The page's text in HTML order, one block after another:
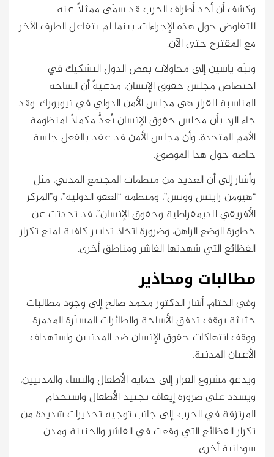
وكشف أن أحد أطراف الحرب قد سمّى ممثلاً عنه
للتفاوض حول هذه الإجراءات، بينما لم يتفاعل الطرف الآخر
مع المقترح حتى الآن.
ونبّه ياسين إلى محاولات بعض الدول التشكيك في
اختصاص مجلس حقوق الإنسان، مدعيةً أن الساحة
المناسبة للقرار هي مجلس الأمن الدولي في نيويورك. وقد
جاء الرد بأن مجلس حقوق الإنسان يُعدُّ مكملاً لمنظومة
الأمم المتحدة، وأن مجلس الأمن قد عقد بالفعل جلسة
خاصة حول هذا الموضوع.
وأشار إلى أن العديد من منظمات المجتمع المدني، مثل
“هيومن رايتس ووتش”، ومنظمة “العفو الدولية”، و”المركز
الأفريقي للديمقراطية وحقوق الإنسان”، قد تحدثت عن
خطورة الوضع الراهن، وضرورة اتخاذ تدابير كافية لمنع تكرار
الفظائع التي شهدتها الفاشر ومناطق أخرى.
مطالبات ومحاذير
وفي الختام، أشار الدكتور محمد صالح إلى وجود مطالبات
حثيثة بوقف تدفق الأسلحة والطائرات المسيّرة المدمرة،
ووقف انتهاكات حقوق الإنسان ضد المدنيين واستهداف
الأعيان المدنية.
ويدعو مشروع القرار إلى حماية الأطفال والنساء والمدنيين،
ويشدد على ضرورة إيقاف تجنيد الأطفال واستخدام
المرتزقة في الحرب، إلى جانب توجيه تحذيرات شديدة من
تكرار الفظائع التي وقعت في الفاشر والجنينة ومدن
سودانية أخرى.